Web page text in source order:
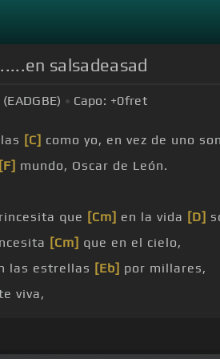
salsadeasad
Capo: +0fret
[C] como yo, en vez de uno
[F] mundo, Oscar de León.
que [Cm] en la vida [D]
[Cm] que en el cielo,
las estrellas [Eb] por millares,
viva,